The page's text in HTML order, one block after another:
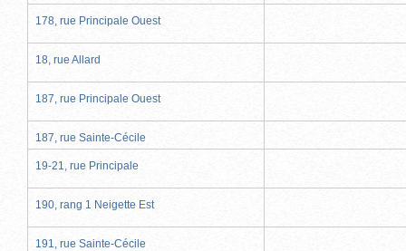
178, rue Principale Ouest
18, rue Allard
187, rue Principale Ouest
187, rue Sainte-Cécile
19-21, rue Principale
190, rang 1 Neigette Est
191, rue Sainte-Cécile